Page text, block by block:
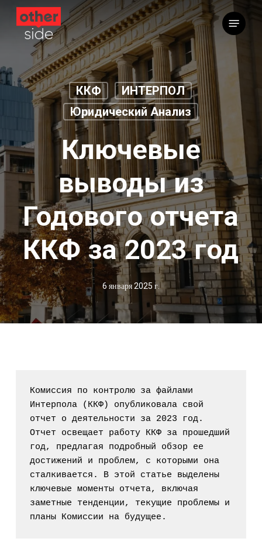
Перейти
основному
содержимому
Меню
ККФ
ИНТЕРПОЛ
Юридический Анализ
Ключевые
выводы из
Годового отчета
ККФ за 2023 год
6 января 2025 г.
Комиссия по контролю за файлами
Интерпола (ККФ) опубликовала свой
отчет о деятельности за 2023 год.
Отчет освещает работу ККФ за прошедший
год, предлагая подробный обзор ее
достижений и проблем, с которыми она
сталкивается. В этой статье выделены
ключевые моменты отчета, включая
заметные тенденции, текущие проблемы и
планы Комиссии на будущее.